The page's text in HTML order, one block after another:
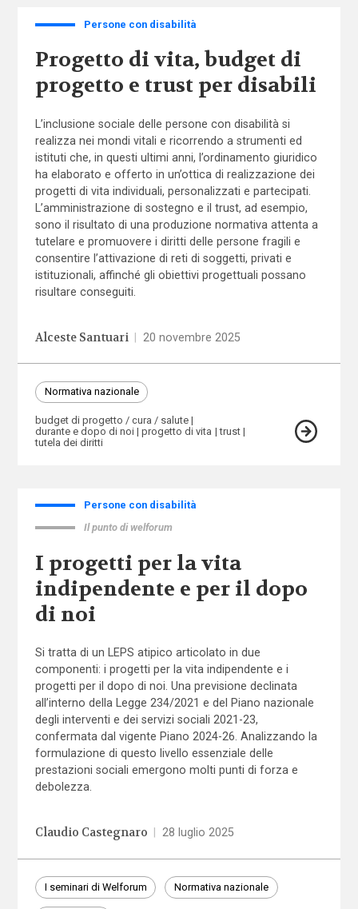
Persone con disabilità
Progetto di vita, budget di
progetto e trust per disabili
L’inclusione sociale delle persone con disabilità si
realizza nei mondi vitali e ricorrendo a strumenti ed
istituti che, in questi ultimi anni, l’ordinamento giuridico
ha elaborato e offerto in un’ottica di realizzazione dei
progetti di vita individuali, personalizzati e partecipati.
L’amministrazione di sostegno e il trust, ad esempio,
sono il risultato di una produzione normativa attenta a
tutelare e promuovere i diritti delle persone fragili e
consentire l’attivazione di reti di soggetti, privati e
istituzionali, affinché gli obiettivi progettuali possano
risultare conseguiti.
Alceste Santuari 20 novembre 2025
Normativa nazionale
budget di progetto / cura / salute
durante e dopo di noi
progetto di vita
trust
tutela dei diritti
Persone con disabilità
Il punto di welforum
I progetti per la vita
indipendente e per il dopo
di noi
Si tratta di un LEPS atipico articolato in due
componenti: i progetti per la vita indipendente e i
progetti per il dopo di noi. Una previsione declinata
all’interno della Legge 234/2021 e del Piano nazionale
degli interventi e dei servizi sociali 2021-23,
confermata dal vigente Piano 2024-26. Analizzando la
formulazione di questo livello essenziale delle
prestazioni sociali emergono molti punti di forza e
debolezza.
Claudio Castegnaro 28 luglio 2025
I seminari di Welforum Normativa nazionale